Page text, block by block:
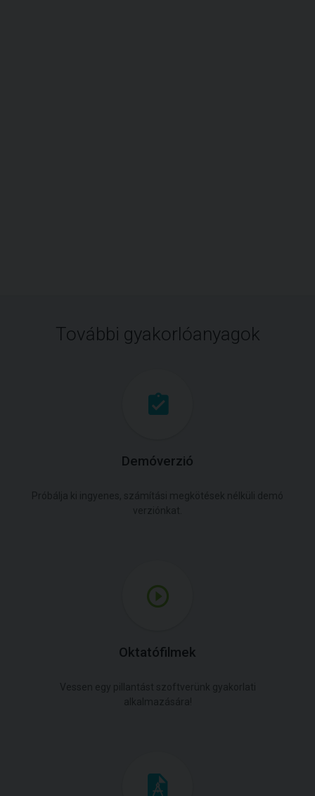
További gyakorlóanyagok
Demóverzió
Oktatófilmek